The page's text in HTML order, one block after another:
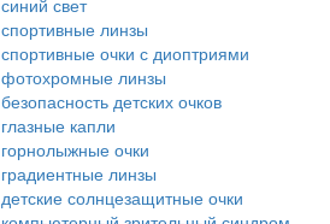
синий свет
спортивные линзы
спортивные очки с диоптриями
фотохромные линзы
безопасность детских очков
глазные капли
горнолыжные очки
градиентные линзы
детские солнцезащитные очки